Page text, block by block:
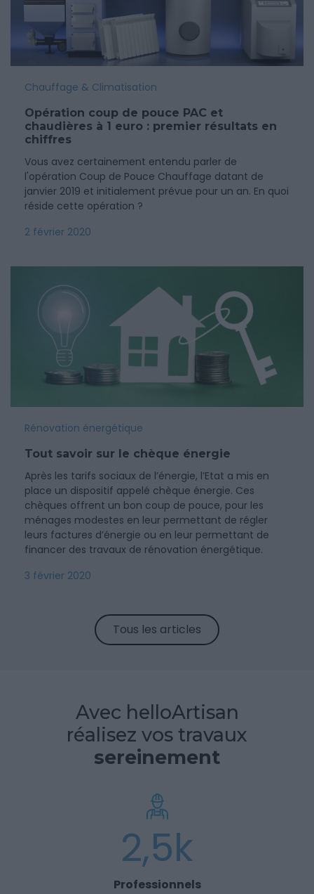
Chauffage & Climatisation
Opération coup de pouce PAC et
chaudières à 1 euro : premier résultats en
chiffres
Vous avez certainement entendu parler de
l'opération Coup de Pouce Chauffage datant de
janvier 2019 et initialement prévue pour un an. En quoi
réside cette opération ?
2 février 2020
Rénovation énergétique
Tout savoir sur le chèque énergie
Après les tarifs sociaux de l’énergie, l’Etat a mis en
place un dispositif appelé chèque énergie. Ces
chèques offrent un bon coup de pouce, pour les
ménages modestes en leur permettant de régler
leurs factures d’énergie ou en leur permettant de
financer des travaux de rénovation énergétique.
3 février 2020
Tous les articles
Avec helloArtisan
réalisez vos travaux
sereinement
2,5k
Professionnels